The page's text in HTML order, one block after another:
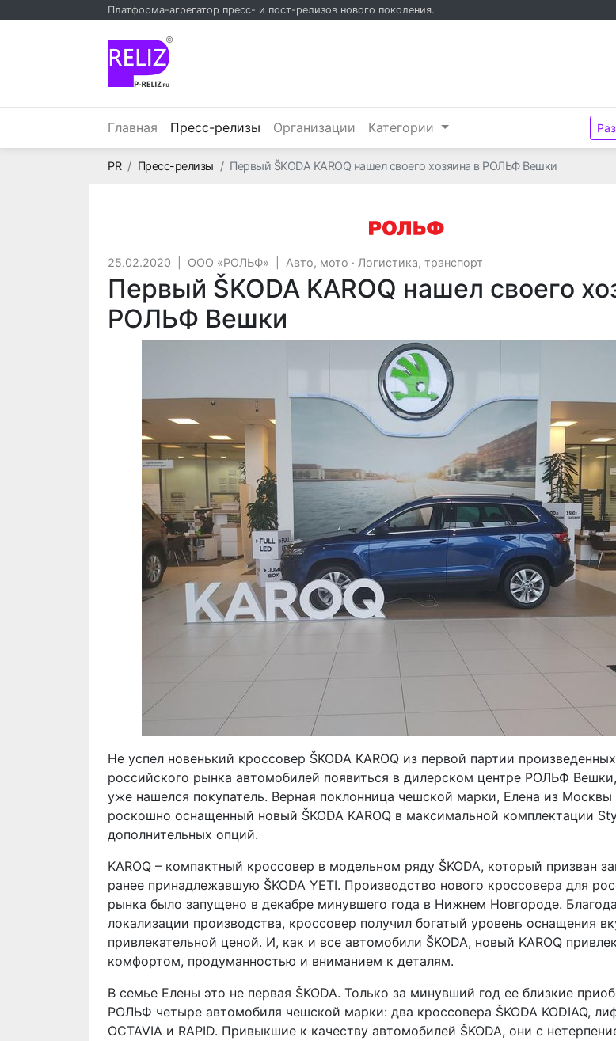
Платформа-агрегатор пресс- и пост-релизов нового поколения.
©
Главная Пресс-релизы (текущий)
Организации Категории
PRГлавная
Пресс-релизы Первый ŠKODA KAROQ нашел своего хозяина в РОЛЬФ Вешки
25.02.2020 ООО «РОЛЬФ» Авто, мото · Логистика, транспорт
Первый ŠKODA KAROQ нашел своего
РОЛЬФ Вешки
Не успел новенький кроссовер ŠKODA KAROQ из первой партии
российского рынка автомобилей появиться в дилерском центре РОЛЬФ
уже нашелся покупатель. Верная поклонница чешской марки, Елена из Москвы
роскошно оснащенный новый ŠKODA KAROQ в максимальной комплектации
дополнительных опций.
KAROQ – компактный кроссовер в модельном ряду ŠKODA, который призван
ранее принадлежавшую ŠKODA YETI. Производство нового кроссовера для
рынка было запущено в декабре минувшего года в Нижнем Новгороде.
локализации производства, кроссовер получил богатый уровень оснащения
привлекательной ценой. И, как и все автомобили ŠKODA, новый KAROQ
комфортом, продуманностью и вниманием к деталям.
В семье Елены это не первая ŠKODA. Только за минувший год ее близкие
РОЛЬФ четыре автомобиля чешской марки: два кроссовера ŠKODA KODIAQ,
OCTAVIA и RAPID. Привыкшие к качеству автомобилей ŠKODA, они с